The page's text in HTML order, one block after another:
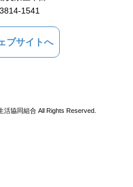
1541
ブサイトへ
協同組合 All Rights Reserved.